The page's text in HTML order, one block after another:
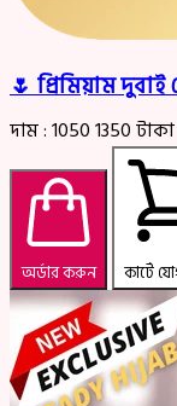
🌷 প্রিমিয়াম
দাম :10501350টাকা
অর্ডার করুন কার্টে